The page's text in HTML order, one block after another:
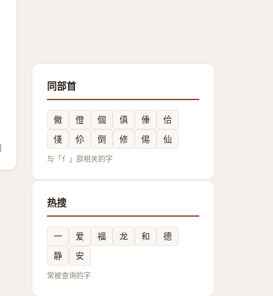
同部首
僘 僜 個 傎 倕
佮
俴
伱 倒 修 㑥 仙
与「亻」部相关的字
热搜
一 爱 福 龙 和
德
静
安
常被查询的字